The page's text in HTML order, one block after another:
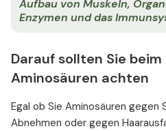
Aufbau von Muskeln,
Enzymen und das
Darauf sollten Sie beim
Aminosäuren achten
Egal ob Sie Aminosäuren gegen
Abnehmen oder gegen